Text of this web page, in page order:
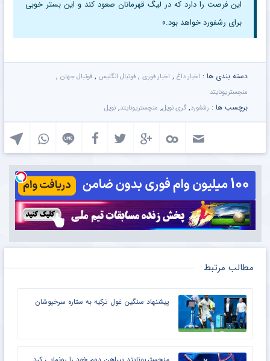
این فرصت را دارد که در لیگ قهرمانان صعود کند و این بستر خوبی
برای رشفورد خواهد بود.»
دسته بندی ها : اخبار داغ , اخبار فوری , فوتبال انگلیس , فوتبال جهان ,
منچستریونایتد
برچسب ها : رشفورد, گری نویل, منچستریونایتد, نویل
مطالب مرتبط
پیشنهاد سنگین غول ترکیه به ستاره سرخپوشان